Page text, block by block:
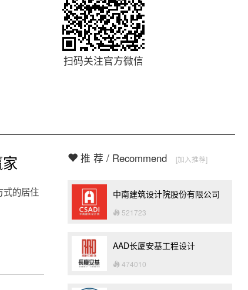
扫码关注官方微信
式的居住
推 荐 / Recommend [加入推荐]
中南建筑设计院股份有限公司
521723
AAD长厦安基工程设计
474010